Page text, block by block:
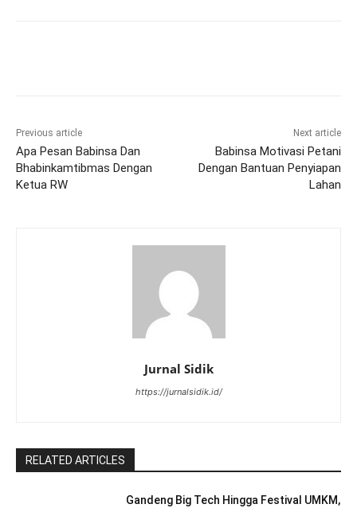
Previous article
Apa Pesan Babinsa Dan
Bhabinkamtibmas Dengan
Ketua RW
Next article
Babinsa Motivasi Petani
Dengan Bantuan Penyiapan
Lahan
Jurnal Sidik
https://jurnalsidik.id/
RELATED ARTICLES
Gandeng Big Tech Hingga Festival UMKM,